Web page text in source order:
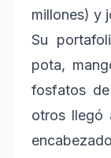
millones) y
Su
pota,
fosfatos
otros llegó